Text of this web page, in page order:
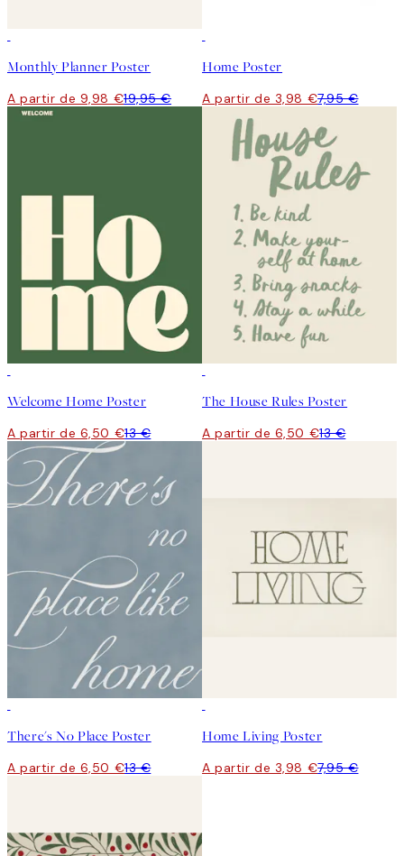
Monthly Planner Poster
A partir de 9,98 €19,95 €
Home Poster
A partir de 3,98 €7,95 €
Welcome Home Poster
A partir de 6,50 €13 €
The House Rules Poster
A partir de 6,50 €13 €
There's No Place Poster
A partir de 6,50 €13 €
Home Living Poster
A partir de 3,98 €7,95 €